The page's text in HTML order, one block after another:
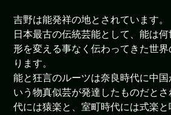
吉野は能発祥の地とされています。
日本最古の伝統芸能として、能は
形を変える事なく伝わってきた世
ります。
能と狂言のルーツは奈良時代に中
いう物真似芸が発達したものだと
代には猿楽と、室町時代には式楽と